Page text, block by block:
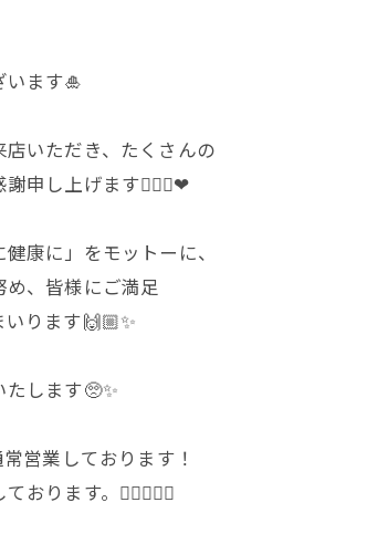
ます🎍
いただき、たくさんの
申し上げます🙇🏼‍♀️❤︎
康に」をモットーに、
、皆様にご満足
ります🙌🏼✨
します🥺✨
営業しております！
おります。🙇🏼‍♀️❤️‍🔥